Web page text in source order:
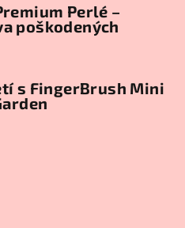
Perlé –
poškodených
s FingerBrush Mini